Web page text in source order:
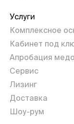
Услуги
Комплексное
Кабинет под
Апробация
Сервис
Лизинг
Доставка
Шоу-рум